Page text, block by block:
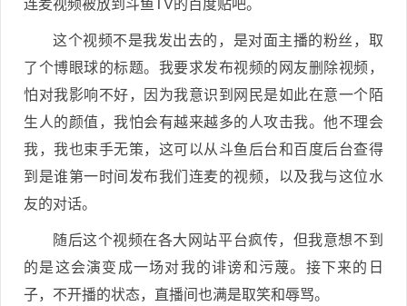
连麦视频被放到斗鱼TV的百度贴吧。
这个视频不是我发出去的，是对面主播的粉丝，取
了个博眼球的标题。我要求发布视频的网友删除视频，
怕对我影响不好，因为我意识到网民是如此在意一个陌
生人的颜值，我怕会有越来越多的人攻击我。他不理会
我，我也束手无策，这可以从斗鱼后台和百度后台查得
到是谁第一时间发布我们连麦的视频，以及我与这位水
友的对话。
随后这个视频在各大网站平台疯传，但我意想不到
的是这会演变成一场对我的诽谤和污蔑。接下来的日
子，不开播的状态，直播间也满是取笑和辱骂。